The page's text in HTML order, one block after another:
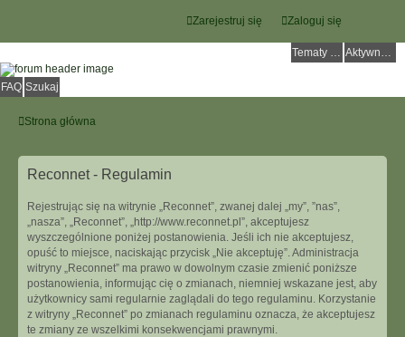
Zaloguj się
Zarejestruj się
Tematy bez odpowiedzi Aktywne tematy
FAQ Szukaj
Strona główna
Reconnet - Regulamin
Rejestrując się na witrynie „Reconnet”, zwanej dalej „my”, ”nas”,
„nasza”, „Reconnet”, „http://www.reconnet.pl”, akceptujesz
wyszczególnione poniżej postanowienia. Jeśli ich nie akceptujesz,
opuść to miejsce, naciskając przycisk „Nie akceptuję”. Administracja
witryny „Reconnet” ma prawo w dowolnym czasie zmienić poniższe
postanowienia, informując cię o zmianach, niemniej wskazane jest, aby
użytkownicy sami regularnie zaglądali do tego regulaminu. Korzystanie
z witryny „Reconnet” po zmianach regulaminu oznacza, że akceptujesz
te zmiany ze wszelkimi konsekwencjami prawnymi.